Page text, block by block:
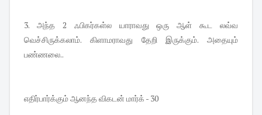
3. அந்த 2 ஃபிகர்கள்ல யாராவது ஒரு ஆள் கூட லவ்வ
வெச்சிருக்கலாம். கிளாமராவது தேறி இருக்கும். அதையும்
பண்ணலை..
எதிர்பார்க்கும் ஆனந்த விகடன் மார்க் - 30